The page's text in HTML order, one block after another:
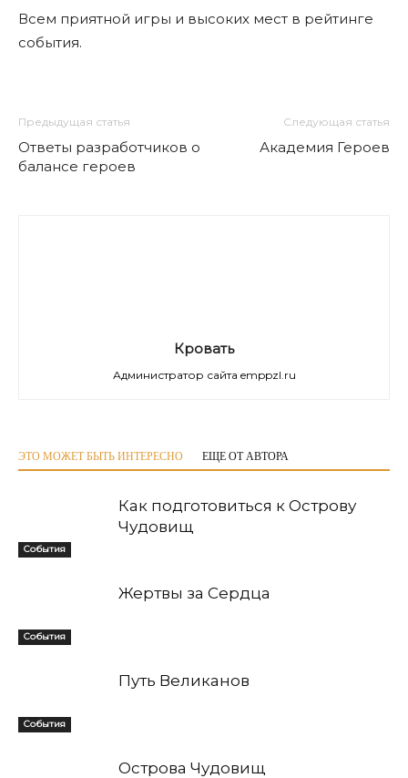
Всем приятной игры и высоких мест в рейтинге
события.
Предыдущая статья
Ответы разработчиков о
балансе героев
Следующая статья
Академия Героев
Кровать
Администратор сайта emppzl.ru
ЭТО МОЖЕТ БЫТЬ ИНТЕРЕСНО ЕЩЕ ОТ АВТОРА
События
Как подготовиться к Острову
Чудовищ
События
Жертвы за Сердца
События
Путь Великанов
Острова Чудовищ